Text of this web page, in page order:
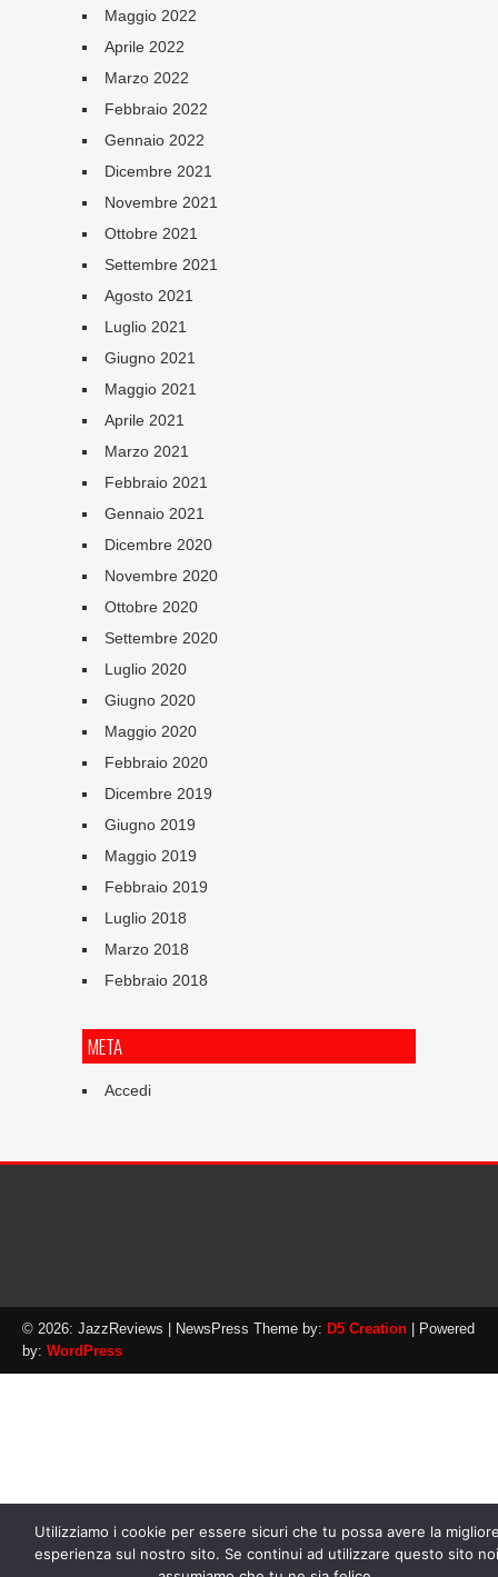
Maggio 2022
Aprile 2022
Marzo 2022
Febbraio 2022
Gennaio 2022
Dicembre 2021
Novembre 2021
Ottobre 2021
Settembre 2021
Agosto 2021
Luglio 2021
Giugno 2021
Maggio 2021
Aprile 2021
Marzo 2021
Febbraio 2021
Gennaio 2021
Dicembre 2020
Novembre 2020
Ottobre 2020
Settembre 2020
Luglio 2020
Giugno 2020
Maggio 2020
Febbraio 2020
Dicembre 2019
Giugno 2019
Maggio 2019
Febbraio 2019
Luglio 2018
Marzo 2018
Febbraio 2018
META
Accedi
© 2026: JazzReviews | NewsPress Theme by: D5 Creation | Powered
by: WordPress
Utilizziamo i cookie per essere sicuri che tu possa avere la
esperienza sul nostro sito. Se continui ad utilizzare questo sito noi